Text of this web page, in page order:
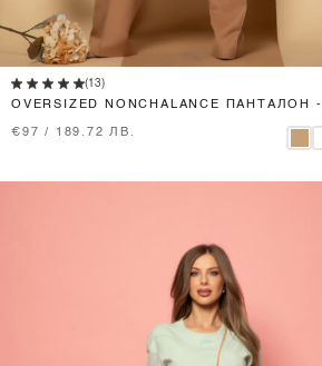
XS S M L
(13)
OVERSIZED NONCHALANCE ПАНТАЛОН -
€97 / 189.72 ЛВ.